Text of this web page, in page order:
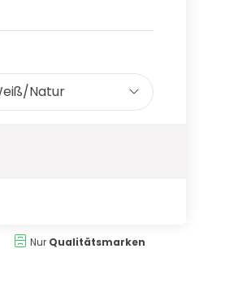
Natur
Nur Qualitätsmarken